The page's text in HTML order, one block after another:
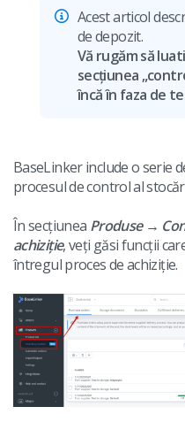
Manager produs
Automatizarea prețurilor
Managementul
Base Connect
Mai mult
Educație
Servicii
Implementari de sistem
Altele
Colaborare si parteneri
Contact
Română
english (US)
english (IN)
Čeština
deutsch
português (BR)
Acest articol
de depozit.
Vă rugăm să
secțiunea
încă în faza de
BaseLinker include o serie
procesul de control al
În secțiunea Produse →
achiziție, veți găsi funcții
întregul proces de achiziție.